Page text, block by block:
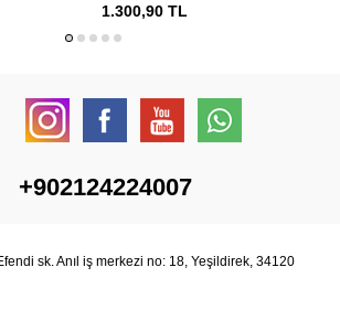
1.300,90TL
+902124224007
sk. Anıl iş merkezi no: 18, Yeşildirek, 34120